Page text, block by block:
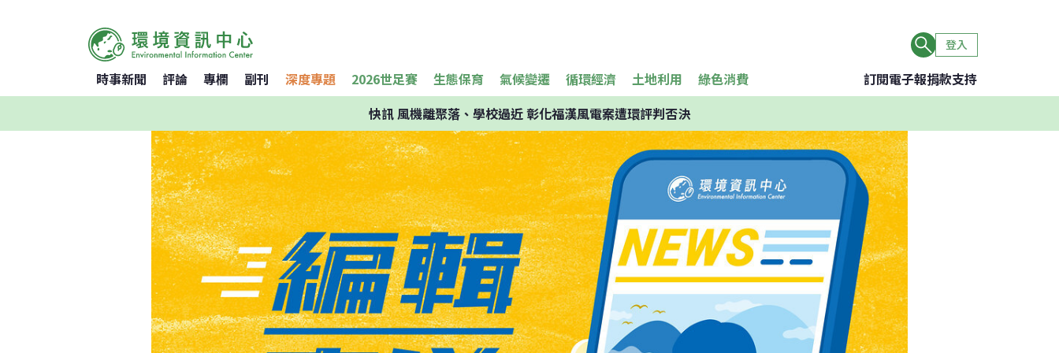
登入
時事新聞 評論 專欄 副刊 深度專題 2026世足賽 生態保育 氣候變遷 循環經濟 土地利用 綠色消費 訂閱電子報捐款支持
快訊風機離聚落、學校過近 彰化福漢風電案遭環評判否決